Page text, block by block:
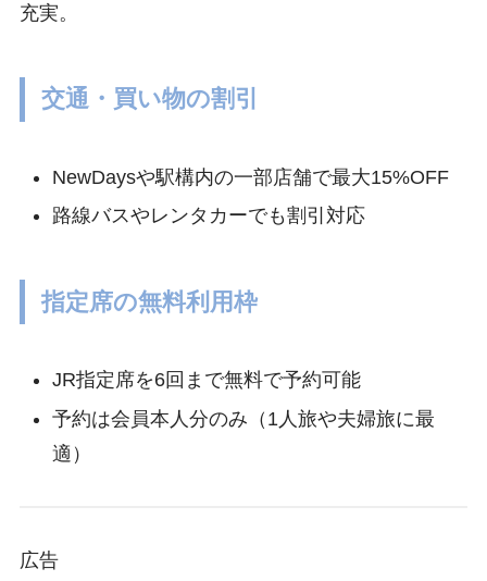
充実。
交通・買い物の割引
NewDaysや駅構内の一部店舗で最大15%OFF
路線バスやレンタカーでも割引対応
指定席の無料利用枠
JR指定席を6回まで無料で予約可能
予約は会員本人分のみ（1人旅や夫婦旅に最
適）
広告